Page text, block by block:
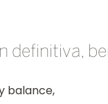
definitiva,
balance,